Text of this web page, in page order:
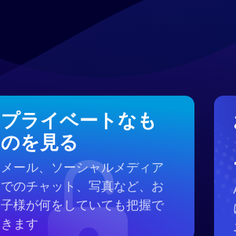
プライベートなも
のを見る
メール、ソーシャルメディア
でのチャット、写真など、お
子様が何をしていても把握で
きます